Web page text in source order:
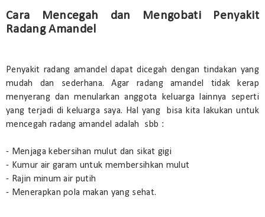
Cara Mencegah dan Mengobati Penyakit
Radang Amandel
Penyakit radang amandel dapat dicegah dengan tindakan yang
mudah dan sederhana. Agar radang amandel tidak kerap
menyerang dan menularkan anggota keluarga lainnya seperti
yang terjadi di keluarga saya. Hal yang bisa kita lakukan untuk
mencegah radang amandel adalah sbb :
- Menjaga kebersihan mulut dan sikat gigi
- Kumur air garam untuk membersihkan mulut
- Rajin minum air putih
- Menerapkan pola makan yang sehat.